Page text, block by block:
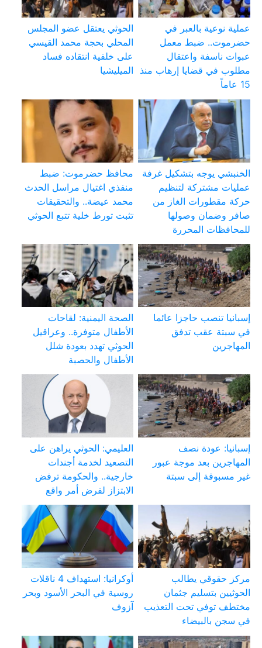
عملية نوعية بالعبر في
حضرموت.. ضبط معمل
عبوات ناسفة واعتقال
مطلوب في قضايا إرهاب منذ
15 عاماً
الحوثي يعتقل عضو المجلس
المحلي بحجة محمد القيسي
على خلفية انتقاده فساد
الميليشيا
الخنبشي يوجه بتشكيل غرفة
عمليات مشتركة لتنظيم
حركة مقطورات الغاز من
صافر وضمان وصولها
للمحافظات المحررة
محافظ حضرموت: ضبط
منفذي اغتيال مراسل الحدث
محمد عيضة.. والتحقيقات
تثبت تورط خلية تتبع الحوثي
إسبانيا تنصب حاجزا عائما
في سبتة عقب تدفق
المهاجرين
الصحة اليمنية: لقاحات
الأطفال متوفرة.. وعراقيل
الحوثي تهدد بعودة شلل
الأطفال والحصبة
إسبانيا: عودة نصف
المهاجرين بعد موجة عبور
غير مسبوقة إلى سبتة
العليمي: الحوثي يراهن على
التصعيد لخدمة أجندات
خارجية.. والحكومة ترفض
الابتزاز لفرض أمر واقع
مركز حقوقي يطالب
الحوثيين بتسليم جثمان
مختطف توفي تحت التعذيب
في سجن بالبيضاء
أوكرانيا: استهداف 4 ناقلات
روسية في البحر الأسود وبحر
آزوف